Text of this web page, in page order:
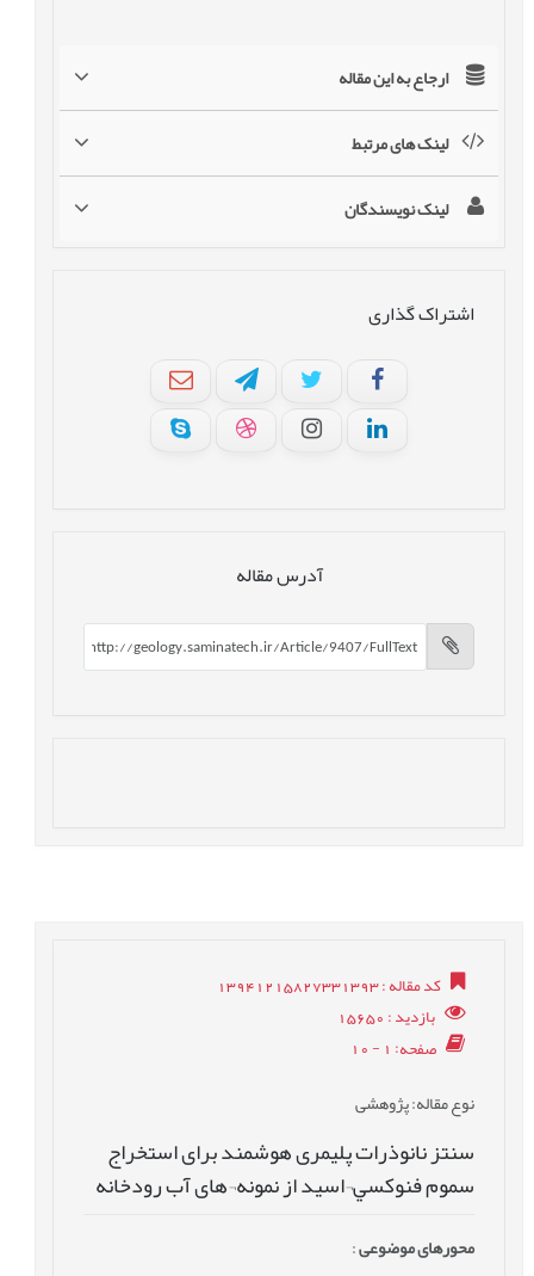
ارجاع به این مقاله
لینک های مرتبط
لینک نویسندگان
اشتراک گذاری
آدرس مقاله
کد مقاله: 13941215827331393
بازدید: 15650
صفحه: 1 - 10
نوع مقاله: پژوهشی
سنتز نانوذرات پلیمری هوشمند برای استخراج
سموم فنوكسي¬اسيد از نمونه¬های آب رودخانه
محورهای موضوعی: